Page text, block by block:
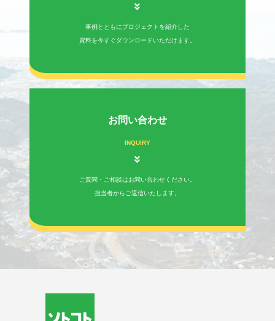
事例とともにプロジェクトを紹介した
資料を今すぐダウンロードいただけます。
お問い合わせ
INQUIRY
ご質問・ご相談はお問い合わせください。
担当者からご返信いたします。